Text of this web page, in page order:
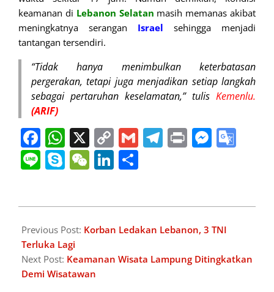
keamanan di Lebanon Selatan masih memanas akibat
meningkatnya serangan Israel sehingga menjadi
tantangan tersendiri.
“Tidak hanya menimbulkan keterbatasan
pergerakan, tetapi juga menjadikan setiap langkah
sebagai pertaruhan keselamatan,” tulis Kemenlu.
(ARIF)
Facebook
WhatsApp
X Copy
Link
GmailTelegram
Print
LineSkypeWeChat
LinkedIn
04-
04
Previous Post: Korban Ledakan Lebanon, 3 TNI
Terluka Lagi
Next Post: Keamanan Wisata Lampung Ditingkatkan
Demi Wisatawan